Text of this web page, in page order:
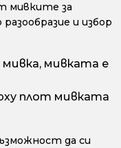
мивките за
и избор
мивката е
плот мивката
да си